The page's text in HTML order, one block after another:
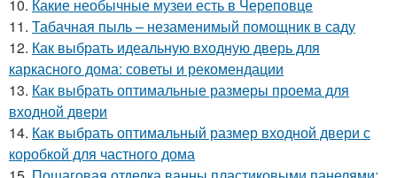
10. Какие необычные музеи есть в Череповце
11. Табачная пыль – незаменимый помощник в саду
12. Как выбрать идеальную входную дверь для
каркасного дома: советы и рекомендации
13. Как выбрать оптимальные размеры проема для
входной двери
14. Как выбрать оптимальный размер входной двери с
коробкой для частного дома